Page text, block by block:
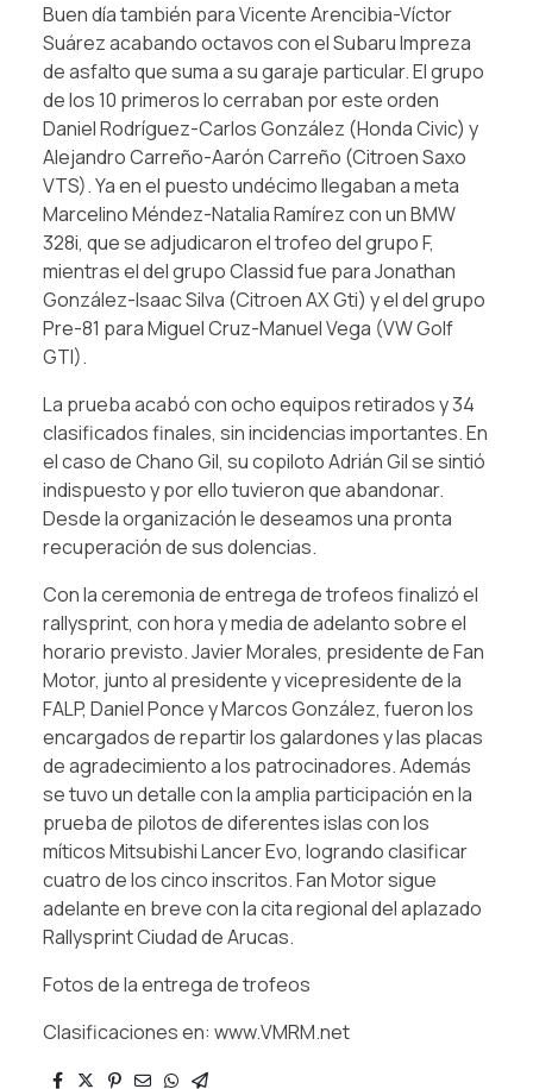
Buen día también para Vicente Arencibia-Víctor
Suárez acabando octavos con el Subaru Impreza
de asfalto que suma a su garaje particular. El grupo
de los 10 primeros lo cerraban por este orden
Daniel Rodríguez-Carlos González (Honda Civic) y
Alejandro Carreño-Aarón Carreño (Citroen Saxo
VTS). Ya en el puesto undécimo llegaban a meta
Marcelino Méndez-Natalia Ramírez con un BMW
328i, que se adjudicaron el trofeo del grupo F,
mientras el del grupo Classid fue para Jonathan
González-Isaac Silva (Citroen AX Gti) y el del grupo
Pre-81 para Miguel Cruz-Manuel Vega (VW Golf
GTI).
La prueba acabó con ocho equipos retirados y 34
clasificados finales, sin incidencias importantes. En
el caso de Chano Gil, su copiloto Adrián Gil se sintió
indispuesto y por ello tuvieron que abandonar.
Desde la organización le deseamos una pronta
recuperación de sus dolencias.
Con la ceremonia de entrega de trofeos finalizó el
rallysprint, con hora y media de adelanto sobre el
horario previsto. Javier Morales, presidente de Fan
Motor, junto al presidente y vicepresidente de la
FALP, Daniel Ponce y Marcos González, fueron los
encargados de repartir los galardones y las placas
de agradecimiento a los patrocinadores. Además
se tuvo un detalle con la amplia participación en la
prueba de pilotos de diferentes islas con los
míticos Mitsubishi Lancer Evo, logrando clasificar
cuatro de los cinco inscritos. Fan Motor sigue
adelante en breve con la cita regional del aplazado
Rallysprint Ciudad de Arucas.
Fotos de la entrega de trofeos
Clasificaciones en: www.VMRM.net